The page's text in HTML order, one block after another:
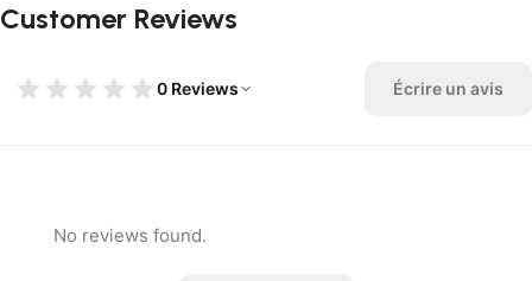
Customer Reviews
0 Reviews Écrire un avis
No reviews found.